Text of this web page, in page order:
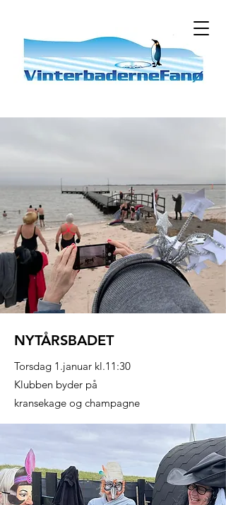
NYTÅRSBADET
Torsdag 1.januar kl.11:30
Klubben byder på
kransekage og champagne